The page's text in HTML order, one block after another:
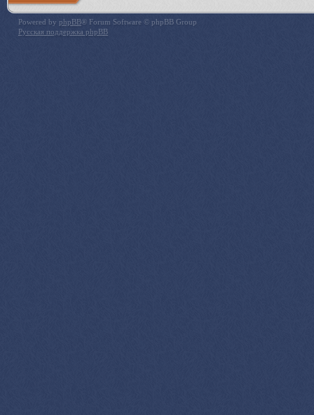
Powered by phpBB® Forum Software © phpBB Group
Русская поддержка phpBB